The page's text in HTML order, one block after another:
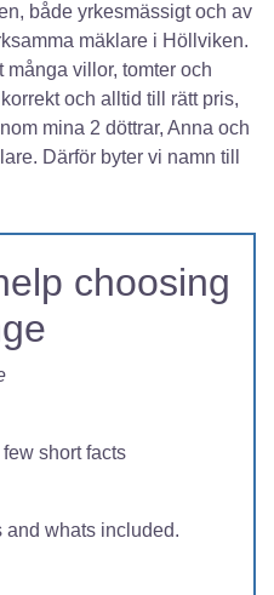
både yrkesmässigt och av
mäklare i Höllviken.
många villor, tomter och
och alltid till rätt pris,
mina 2 döttrar, Anna och
Därför byter vi namn till
choosing
short facts
whats included.